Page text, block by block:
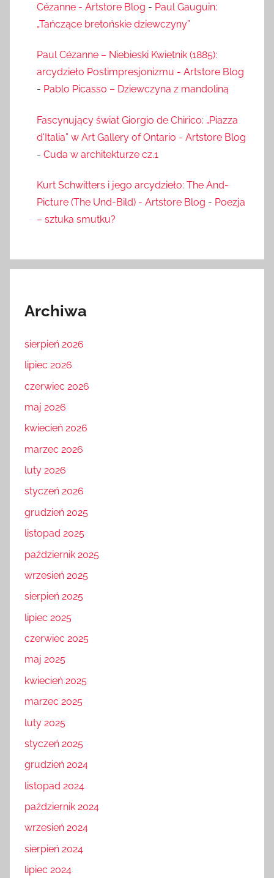
Cézanne - Artstore Blog - Paul Gauguin:
„Tańczące bretońskie dziewczyny”
Paul Cézanne – Niebieski Kwietnik (1885):
arcydzieło Postimpresjonizmu - Artstore Blog
- Pablo Picasso – Dziewczyna z mandoliną
Fascynujący świat Giorgio de Chirico: „Piazza
d'Italia” w Art Gallery of Ontario - Artstore Blog
- Cuda w architekturze cz.1
Kurt Schwitters i jego arcydzieło: The And-
Picture (The Und-Bild) - Artstore Blog - Poezja
– sztuka smutku?
Archiwa
sierpień 2026
lipiec 2026
czerwiec 2026
maj 2026
kwiecień 2026
marzec 2026
luty 2026
styczeń 2026
grudzień 2025
listopad 2025
październik 2025
wrzesień 2025
sierpień 2025
lipiec 2025
czerwiec 2025
maj 2025
kwiecień 2025
marzec 2025
luty 2025
styczeń 2025
grudzień 2024
listopad 2024
październik 2024
wrzesień 2024
sierpień 2024
lipiec 2024